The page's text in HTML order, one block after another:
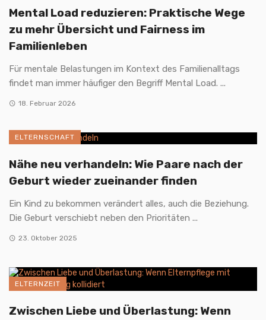
Mental Load reduzieren: Praktische Wege
zu mehr Übersicht und Fairness im
Familienleben
Für mentale Belastungen im Kontext des Familienalltags
findet man immer häufiger den Begriff Mental Load. ...
18. Februar 2026
ELTERNSCHAFT
Nähe neu verhandeln: Wie Paare nach der
Geburt wieder zueinander finden
Ein Kind zu bekommen verändert alles, auch die Beziehung.
Die Geburt verschiebt neben den Prioritäten ...
23. Oktober 2025
ELTERNZEIT
Zwischen Liebe und Überlastung: Wenn